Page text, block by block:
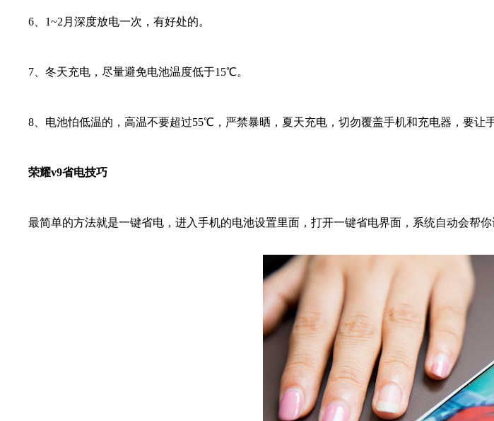
6、1~2月深度放电一次，有好处的。
7、冬天充电，尽量避免电池温度低于15℃。
8、电池怕低温的，高温不要超过55℃，严禁暴晒，夏天充电，切勿覆盖手机和充电器，要让手
荣耀v9省电技巧
最简单的方法就是一键省电，进入手机的电池设置里面，打开一键省电界面，系统自动会帮你